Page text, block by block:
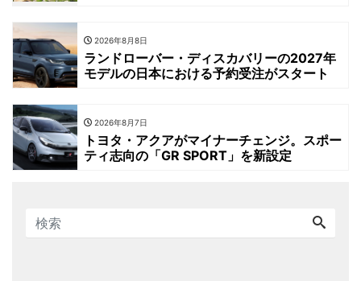
2026年8月8日
ランドローバー・ディスカバリーの2027年
モデルの日本における予約受注がスタート
2026年8月7日
トヨタ・アクアがマイナーチェンジ。スポー
ティ志向の「GR SPORT」を新設定